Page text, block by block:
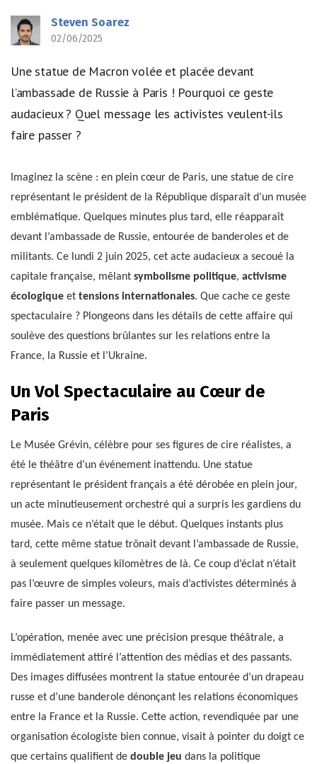
Steven Soarez
02/06/2025
Une statue de Macron volée et placée devant
l’ambassade de Russie à Paris ! Pourquoi ce geste
audacieux ? Quel message les activistes veulent-ils
faire passer ?
Imaginez la scène : en plein cœur de Paris, une statue de cire
représentant le président de la République disparaît d’un musée
emblématique. Quelques minutes plus tard, elle réapparaît
devant l’ambassade de Russie, entourée de banderoles et de
militants. Ce lundi 2 juin 2025, cet acte audacieux a secoué la
capitale française, mêlant symbolisme politique, activisme
écologique et tensions internationales. Que cache ce geste
spectaculaire ? Plongeons dans les détails de cette affaire qui
soulève des questions brûlantes sur les relations entre la
France, la Russie et l’Ukraine.
Un Vol Spectaculaire au Cœur de
Paris
Le Musée Grévin, célèbre pour ses figures de cire réalistes, a
été le théâtre d’un événement inattendu. Une statue
représentant le président français a été dérobée en plein jour,
un acte minutieusement orchestré qui a surpris les gardiens du
musée. Mais ce n’était que le début. Quelques instants plus
tard, cette même statue trônait devant l’ambassade de Russie,
à seulement quelques kilomètres de là. Ce coup d’éclat n’était
pas l’œuvre de simples voleurs, mais d’activistes déterminés à
faire passer un message.
L’opération, menée avec une précision presque théâtrale, a
immédiatement attiré l’attention des médias et des passants.
Des images diffusées montrent la statue entourée d’un drapeau
russe et d’une banderole dénonçant les relations économiques
entre la France et la Russie. Cette action, revendiquée par une
organisation écologiste bien connue, visait à pointer du doigt ce
que certains qualifient de double jeu dans la politique